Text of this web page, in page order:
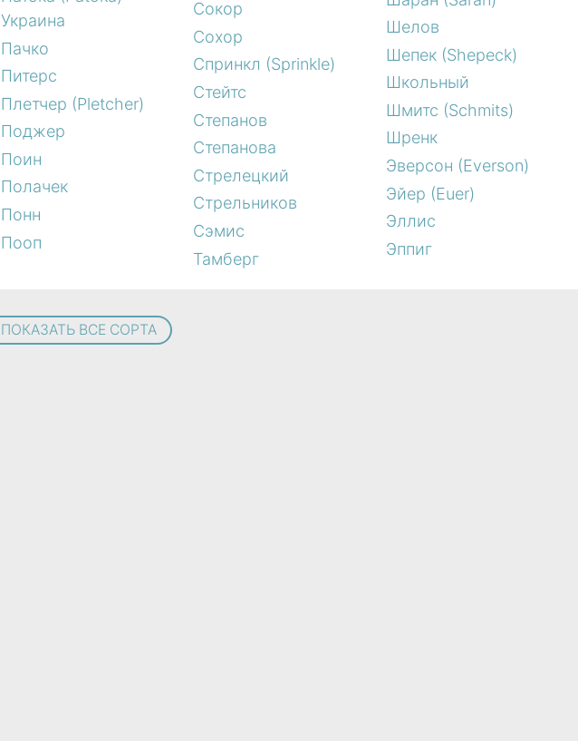
Украина
Пачко
Питерс
Плетчер (Pletcher)
Поджер
Поин
Полачек
Понн
Пооп
Сокор
Сохор
Спринкл (Sprinkle)
Стейтс
Степанов
Степанова
Стрелецкий
Стрельников
Сэмис
Тамберг
Шелов
Шепек (Shepeck)
Школьный
Шмитс (Schmits)
Шренк
Эверсон (Everson)
Эйер (Euer)
Эллис
Эппиг
ПОКАЗАТЬ ВСЕ СОРТА